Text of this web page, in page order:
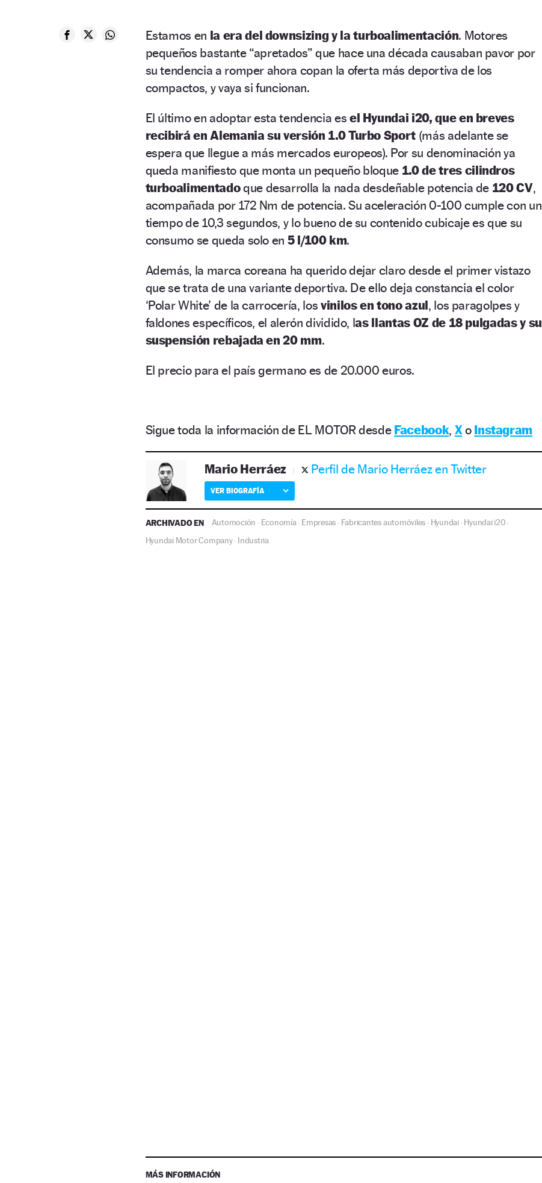
Estamos en la era del downsizing y la turboalimentación. Motores
pequeños bastante “apretados” que hace una década causaban pavor por
su tendencia a romper ahora copan la oferta más deportiva de los
compactos, y vaya si funcionan.
El último en adoptar esta tendencia es el Hyundai i20, que en breves
recibirá en Alemania su versión 1.0 Turbo Sport (más adelante se
espera que llegue a más mercados europeos). Por su denominación ya
queda manifiesto que monta un pequeño bloque 1.0 de tres cilindros
turboalimentadoque desarrolla la nada desdeñable potencia de 120 CV,
acompañada por 172 Nm de potencia. Su aceleración 0-100 cumple con un
tiempo de 10,3 segundos, y lo bueno de su contenido cubicaje es que su
consumo se queda solo en 5 l/100 km.
Además, la marca coreana ha querido dejar claro desde el primer vistazo
que se trata de una variante deportiva. De ello deja constancia el color
‘Polar White’ de la carrocería, los vinilos en tono azul, los paragolpes y
faldones específicos, el alerón dividido, las llantas OZ de 18 pulgadas y su
suspensión rebajada en 20 mm.
El precio para el país germano es de 20.000 euros.
Sigue toda la información de EL MOTOR desde Facebook, Xo Instagram
Mario Herráez Perfil de Mario Herráez en Twitter
VER BIOGRAFÍA
ARCHIVADO EN Automoción · Economía· Empresas · Fabricantes automóviles · Hyundai·Hyundai i20·
Hyundai Motor Company· Industria
MÁS INFORMACIÓN